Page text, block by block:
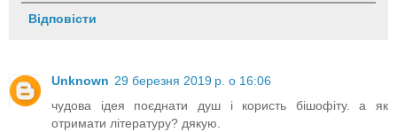
Відповісти
Unknown 29 березня 2019 р. о 16:06
чудова ідея поєднати душ і користь бішофіту. а як
отримати літературу? дякую.